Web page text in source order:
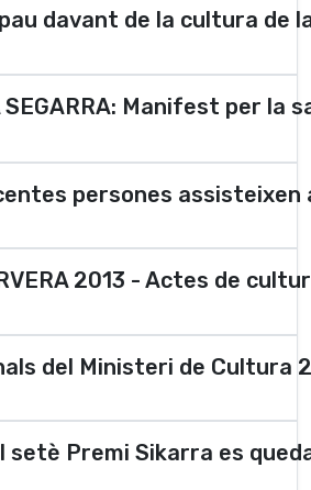
davant de la cultura de
SEGARRA: Manifest per
persones
2013 - Actes de
del Ministeri de Cultura
setè Premi Sikarra es